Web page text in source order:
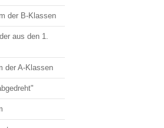
der B-Klassen
aus den 1.
der A-Klassen